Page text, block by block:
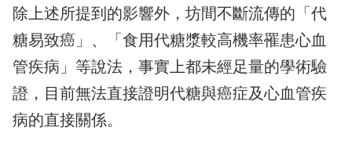
除上述所提到的影響外，坊間不斷流傳的「代
糖易致癌」、「食用代糖漿較高機率罹患心血
管疾病」等說法，事實上都未經足量的學術驗
證，目前無法直接證明代糖與癌症及心血管疾
病的直接關係。